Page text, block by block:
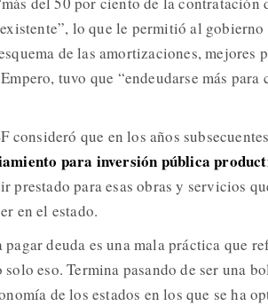
lo que le permitió al
de las amortizaciones, mejores
tuvo que “endeudarse más
consideró que en los años subsecuentes
para inversión pública
prestado para esas obras y servicios
en el estado.
pagar deuda es una mala práctica que
eso. Termina pasando de ser una
de los estados en los que se ha